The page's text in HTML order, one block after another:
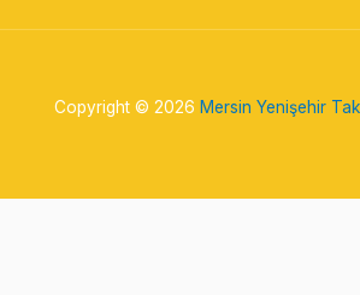
Copyright © 2026 Mersin Yenişehir